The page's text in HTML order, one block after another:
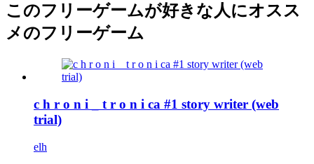
このフリーゲームが好きな人にオスス
メのフリーゲーム
c h r o n i _ t r o n i ca #1 story writer (web
trial)
elh